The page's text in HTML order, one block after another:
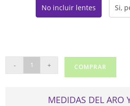
No incluir lentes Si,
DL2005
- + COMPRAR
MEDIDAS DEL ARO